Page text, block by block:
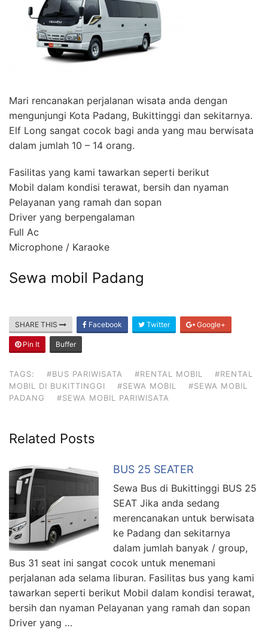
Mari rencanakan perjalanan wisata anda dengan
mengunjungi Kota Padang, Bukittinggi dan sekitarnya.
Elf Long sangat cocok bagi anda yang mau berwisata
dalam jumlah 10 – 14 orang.
Fasilitas yang kami tawarkan seperti berikut
Mobil dalam kondisi terawat, bersih dan nyaman
Pelayanan yang ramah dan sopan
Driver yang berpengalaman
Full Ac
Microphone / Karaoke
Sewa mobil Padang
SHARE THIS Facebook Twitter Google+
Pin It Buffer
TAGS: #BUS PARIWISATA #RENTAL MOBIL
#RENTAL
MOBIL DI BUKITTINGGI
#SEWA MOBIL
#SEWA MOBIL
PADANG
#SEWA MOBIL PARIWISATA
Related Posts
BUS 25 SEATER
Sewa Bus di Bukittinggi BUS 25
SEAT Jika anda sedang
merencanakan untuk berwisata
ke Padang dan sekitarnya
dalam jumlah banyak / group,
Bus 31 seat ini sangat cocok untuk menemani
perjalanan ada selama liburan. Fasilitas bus yang kami
tawarkan seperti berikut Mobil dalam kondisi terawat,
bersih dan nyaman Pelayanan yang ramah dan sopan
Driver yang …